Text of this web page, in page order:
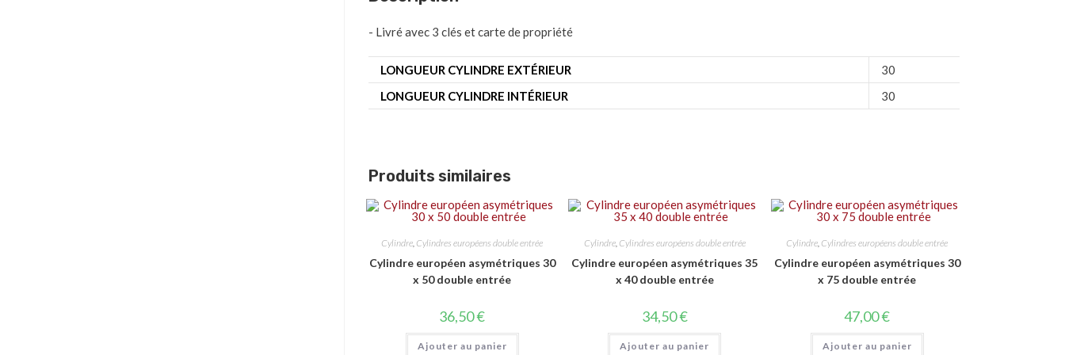
- Livré avec 3 clés et carte de propriété
LONGUEUR CYLINDRE EXTÉRIEUR
30
LONGUEUR CYLINDRE INTÉRIEUR
30
Produits similaires
Cylindre, Cylindres européens double entrée
Cylindre européen asymétriques 30
x 50 double entrée
36,50€
Ajouter au panier
Cylindre, Cylindres européens double entrée
Cylindre européen asymétriques 35
x 40 double entrée
34,50€
Ajouter au panier
Cylindre, Cylindres européens double entrée
Cylindre européen asymétriques 30
x 75 double entrée
47,00€
Ajouter au panier